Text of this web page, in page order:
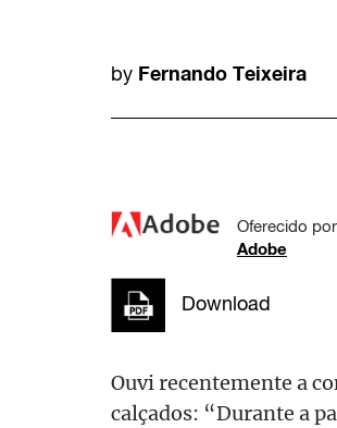
by Fernando Teixeira
Oferecido por
Adobe
Download
Ouvi recentemente a
calçados: “Durante a